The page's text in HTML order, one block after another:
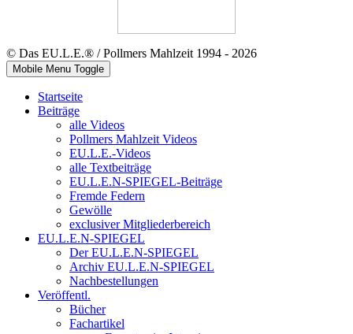
© Das EU.L.E.® / Pollmers Mahlzeit 1994 - 2026
Mobile Menu Toggle
Startseite
Beiträge
alle Videos
Pollmers Mahlzeit Videos
EU.L.E.-Videos
alle Textbeiträge
EU.L.E.N-SPIEGEL-Beiträge
Fremde Federn
Gewölle
exclusiver Mitgliederbereich
EU.L.E.N-SPIEGEL
Der EU.L.E.N-SPIEGEL
Archiv EU.L.E.N-SPIEGEL
Nachbestellungen
Veröffentl.
Bücher
Fachartikel